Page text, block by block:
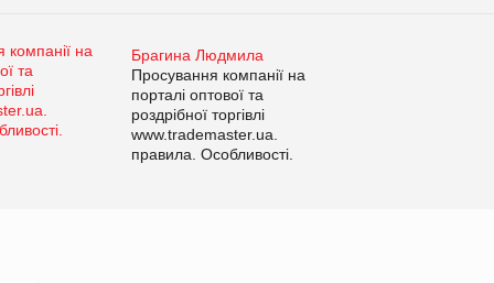
Брагина Людмила
Просування компанії на
порталі оптової та
роздрібної торгівлі
www.trademaster.ua.
правила. Особливості.